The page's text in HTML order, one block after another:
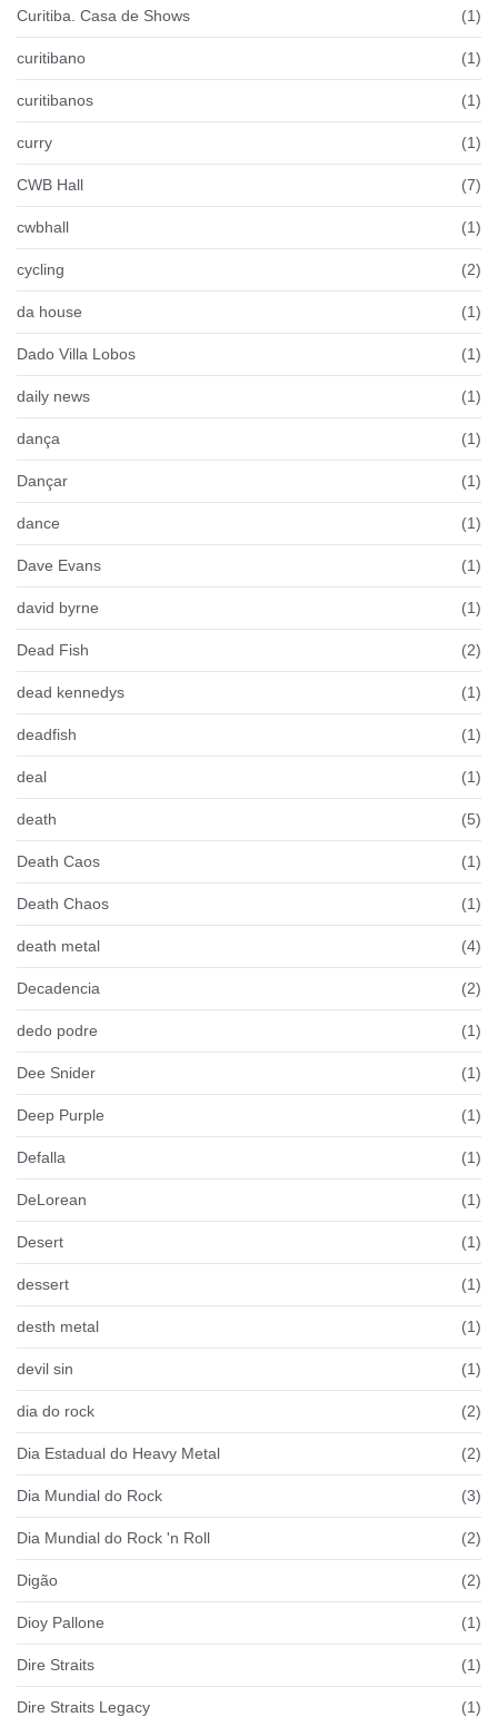
Curitiba. Casa de Shows (1)
curitibano (1)
curitibanos (1)
curry (1)
CWB Hall (7)
cwbhall (1)
cycling (2)
da house (1)
Dado Villa Lobos (1)
daily news (1)
dança (1)
Dançar (1)
dance (1)
Dave Evans (1)
david byrne (1)
Dead Fish (2)
dead kennedys (1)
deadfish (1)
deal (1)
death (5)
Death Caos (1)
Death Chaos (1)
death metal (4)
Decadencia (2)
dedo podre (1)
Dee Snider (1)
Deep Purple (1)
Defalla (1)
DeLorean (1)
Desert (1)
dessert (1)
desth metal (1)
devil sin (1)
dia do rock (2)
Dia Estadual do Heavy Metal (2)
Dia Mundial do Rock (3)
Dia Mundial do Rock 'n Roll (2)
Digão (2)
Dioy Pallone (1)
Dire Straits (1)
Dire Straits Legacy (1)